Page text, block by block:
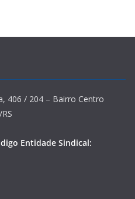
406 / 204 – Bairro Centro
Entidade Sindical: